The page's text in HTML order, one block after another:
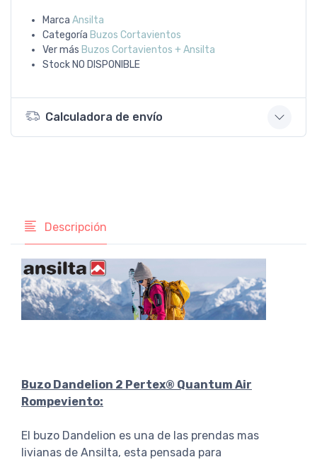
Marca Ansilta
Categoría Buzos Cortavientos
Ver más Buzos Cortavientos + Ansilta
Stock NO DISPONIBLE
Calculadora de envío
Descripción
Buzo Dandelion 2 Pertex® Quantum Air
Rompeviento:
El buzo Dandelion es una de las prendas mas
livianas de Ansilta, esta pensada para